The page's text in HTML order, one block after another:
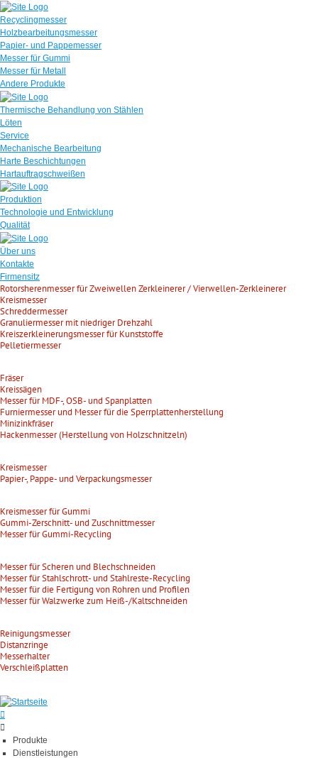
Recyclingmesser
Holzbearbeitungsmesser
Papier- und Pappemesser
Messer für Gummi
Messer für Metall
Andere Produkte
Thermische Behandlung von Stählen
Löten
Service
Mechanische Bearbeitung
Harte Beschichtungen
Hartauftragschweißen
Produktion
Technologie und Entwicklung
Qualität
Über uns
Kontakte
Firmensitz
Rotorsherenmesser für Zweiwellen Zerkleinerer / Vierwellen-Zerkleinerer
Kreismesser
Schreddermesser
Granuliermesser mit niedriger Drehzahl
Kreiszerkleinerungsmesser für Kunststoffe
Pelletiermesser
Fräser
Kreissägen
Messer für MDF-, OSB- und Spanplatten
Furniermesser und Messer für die Sperrplattenherstellung
Minizinkfräser
Hackenmesser (Herstellung von Holzschnitzeln)
Kreismesser
Papier-, Pappe- und Verpackungsmesser
Kreismesser für Gummi
Gummi-Zerschnitt- und Zuschnittmesser
Messer für Gummi-Recycling
Messer für Scheren und Blechschneiden
Messer für Stahlschrott- und Stahlreste-Recycling
Messer für die Fertigung von Rohren und Profilen
Messer für Walzwerke zum Heiß-/Kaltschneiden
Reinigungsmesser
Distanzringe
Messerhalter
Verschleißplatten
Produkte
Dienstleistungen